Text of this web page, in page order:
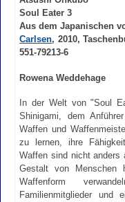
Soul Eater 3
Aus dem Japanischen
Carlsen, 2010,
551-79213-6
Rowena Weddehage
In der Welt von "Soul
Shinigami, dem
Waffen und
zu lernen, ihre
Waffen sind nicht anders
Gestalt von Menschen
Waffenform
Familienmitglieder und